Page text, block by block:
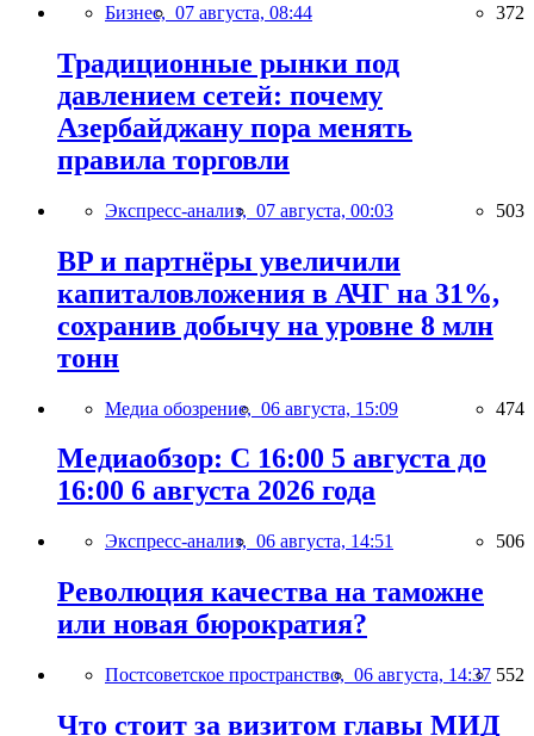
Бизнес, 07 августа, 08:44 372
Традиционные рынки под
давлением сетей: почему
Азербайджану пора менять
правила торговли
Экспресс-анализ, 07 августа, 00:03 503
BP и партнёры увеличили
капиталовложения в АЧГ на 31%,
сохранив добычу на уровне 8 млн
тонн
Медиа обозрение, 06 августа, 15:09 474
Медиаобзор: С 16:00 5 августа до
16:00 6 августа 2026 года
Экспресс-анализ, 06 августа, 14:51 506
Революция качества на таможне
или новая бюрократия?
Постсоветское пространство, 06 августа, 14:37 552
Что стоит за визитом главы МИД